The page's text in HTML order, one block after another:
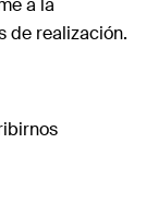
a la
de realización.